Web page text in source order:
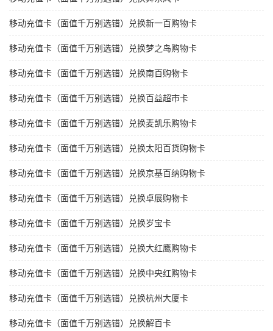
移动充值卡（面值千万别选错）兑换新一百购物卡
移动充值卡（面值千万别选错）兑换梦之岛购物卡
移动充值卡（面值千万别选错）兑换南百购物卡
移动充值卡（面值千万别选错）兑换百益超市卡
移动充值卡（面值千万别选错）兑换麦凯乐购物卡
移动充值卡（面值千万别选错）兑换太阳百货购物卡
移动充值卡（面值千万别选错）兑换京基百纳购物卡
移动充值卡（面值千万别选错）兑换卓展购物卡
移动充值卡（面值千万别选错）兑换岁宝卡
移动充值卡（面值千万别选错）兑换大红鹰购物卡
移动充值卡（面值千万别选错）兑换中央红购物卡
移动充值卡（面值千万别选错）兑换杭州大厦卡
移动充值卡（面值千万别选错）兑换解百卡